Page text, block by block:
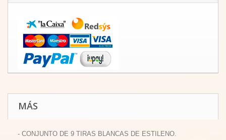
MÁS
- CONJUNTO DE 9 TIRAS BLANCAS DE ESTILENO.